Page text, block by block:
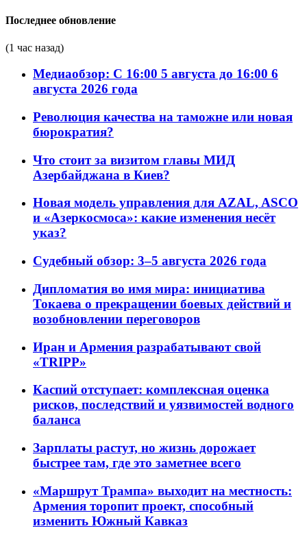
Последнее обновление
(1 час назад)
Медиаобзор: С 16:00 5 августа до 16:00 6
августа 2026 года
Революция качества на таможне или новая
бюрократия?
Что стоит за визитом главы МИД
Азербайджана в Киев?
Новая модель управления для AZAL, ASCO
и «Азеркосмоса»: какие изменения несёт
указ?
Судебный обзор: 3–5 августа 2026 года
Дипломатия во имя мира: инициатива
Токаева о прекращении боевых действий и
возобновлении переговоров
Иран и Армения разрабатывают свой
«TRIPP»
Каспий отступает: комплексная оценка
рисков, последствий и уязвимостей водного
баланса
Зарплаты растут, но жизнь дорожает
быстрее там, где это заметнее всего
«Маршрут Трампа» выходит на местность:
Армения торопит проект, способный
изменить Южный Кавказ